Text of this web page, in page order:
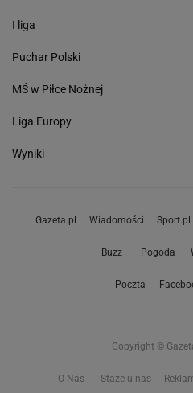
I liga
Puchar Polski
MŚ w Piłce Nożnej
Liga Europy
Wyniki
Gazeta.pl Wiadomości Sport.pl
Buzz Pogoda
Poczta
Copyright ©
O Nas Staże u nas